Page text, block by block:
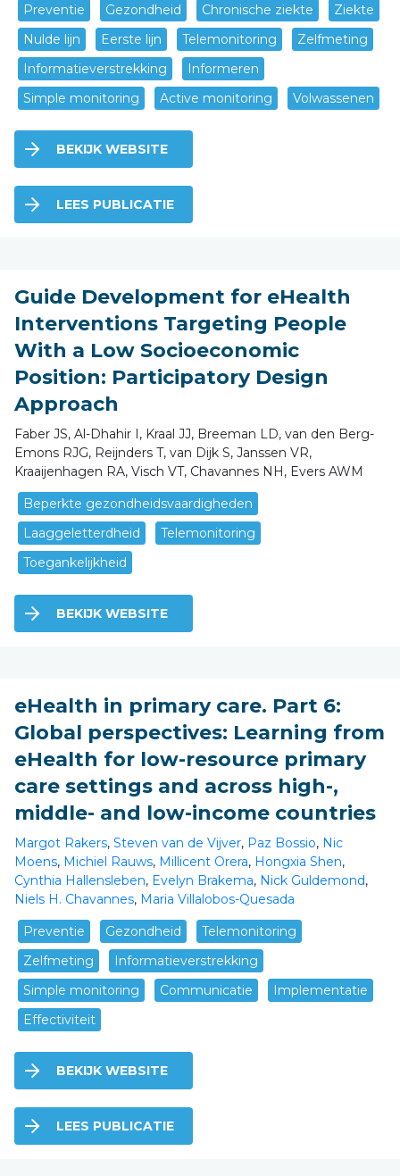
Preventie
Gezondheid Chronische ziekte
Ziekte
Nulde lijn
Eerste lijn Telemonitoring
Zelfmeting
Informatieverstrekking
Informeren
Simple monitoring
Active monitoring Volwassenen
BEKIJK WEBSITE
LEES PUBLICATIE
Guide Development for eHealth
Interventions Targeting People
With a Low Socioeconomic
Position: Participatory Design
Approach
Faber JS, Al-Dhahir I, Kraal JJ, Breeman LD, van den Berg-
Emons RJG, Reijnders T, van Dijk S, Janssen VR,
Kraaijenhagen RA, Visch VT, Chavannes NH, Evers AWM
Beperkte gezondheidsvaardigheden
Laaggeletterdheid
Telemonitoring
Toegankelijkheid
BEKIJK WEBSITE
eHealth in primary care. Part 6:
Global perspectives: Learning from
eHealth for low-resource primary
care settings and across high-,
middle- and low-income countries
Margot Rakers, Steven van de Vijver, Paz Bossio, Nic
Moens, Michiel Rauws, Millicent Orera, Hongxia Shen,
Cynthia Hallensleben, Evelyn Brakema, Nick Guldemond,
Niels H. Chavannes, Maria Villalobos-Quesada
Preventie
Gezondheid
Telemonitoring
Zelfmeting
Informatieverstrekking
Simple monitoring
Communicatie
Implementatie
Effectiviteit
BEKIJK WEBSITE
LEES PUBLICATIE